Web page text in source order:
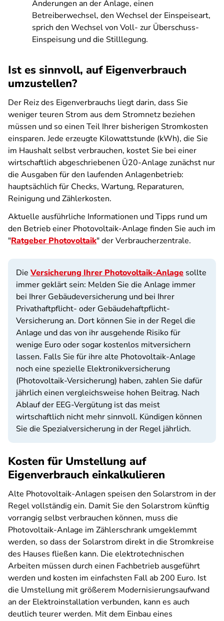
Änderungen an der Anlage, einen
Betreiberwechsel, den Wechsel der Einspeiseart,
sprich den Wechsel von Voll- zur Überschuss-
Einspeisung und die Stilllegung.
Ist es sinnvoll, auf Eigenverbrauch
umzustellen?
Der Reiz des Eigenverbrauchs liegt darin, dass Sie
weniger teuren Strom aus dem Stromnetz beziehen
müssen und so einen Teil Ihrer bisherigen Stromkosten
einsparen. Jede erzeugte Kilowattstunde (kWh), die Sie
im Haushalt selbst verbrauchen, kostet Sie bei einer
wirtschaftlich abgeschriebenen Ü20-Anlage zunächst nur
die Ausgaben für den laufenden Anlagenbetrieb:
hauptsächlich für Checks, Wartung, Reparaturen,
Reinigung und Zählerkosten.
Aktuelle ausführliche Informationen und Tipps rund um
den Betrieb einer Photovoltaik-Anlage finden Sie auch im
"Ratgeber Photovoltaik" der Verbraucherzentrale.
Die Versicherung Ihrer Photovoltaik-Anlage sollte
immer geklärt sein: Melden Sie die Anlage immer
bei Ihrer Gebäudeversicherung und bei Ihrer
Privathaftpflicht- oder Gebäudehaftpflicht-
Versicherung an. Dort können Sie in der Regel die
Anlage und das von ihr ausgehende Risiko für
wenige Euro oder sogar kostenlos mitversichern
lassen. Falls Sie für ihre alte Photovoltaik-Anlage
noch eine spezielle Elektronikversicherung
(Photovoltaik-Versicherung) haben, zahlen Sie dafür
jährlich einen vergleichsweise hohen Beitrag. Nach
Ablauf der EEG-Vergütung ist das meist
wirtschaftlich nicht mehr sinnvoll. Kündigen können
Sie die Spezialversicherung in der Regel jährlich.
Kosten für Umstellung auf
Eigenverbrauch einkalkulieren
Alte Photovoltaik-Anlagen speisen den Solarstrom in der
Regel vollständig ein. Damit Sie den Solarstrom künftig
vorrangig selbst verbrauchen können, muss die
Photovoltaik-Anlage im Zählerschrank umgeklemmt
werden, so dass der Solarstrom direkt in die Stromkreise
des Hauses fließen kann. Die elektrotechnischen
Arbeiten müssen durch einen Fachbetrieb ausgeführt
werden und kosten im einfachsten Fall ab 200 Euro. Ist
die Umstellung mit größerem Modernisierungsaufwand
an der Elektroinstallation verbunden, kann es auch
deutlich teurer werden. Mit dem Einbau eines